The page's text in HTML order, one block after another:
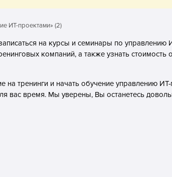
ИТ-проектами» (2)
на курсы и семинары по управлению
компаний, а также узнать стоимость
на тренинги и начать обучение управлению
вас время. Мы уверены, Вы останетесь